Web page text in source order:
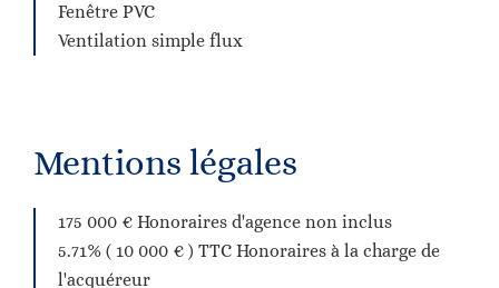
Fenêtre PVC
Ventilation simple flux
Mentions légales
175 000 € Honoraires d'agence non inclus
5.71% ( 10 000 € ) TTC Honoraires à la charge de
l'acquéreur